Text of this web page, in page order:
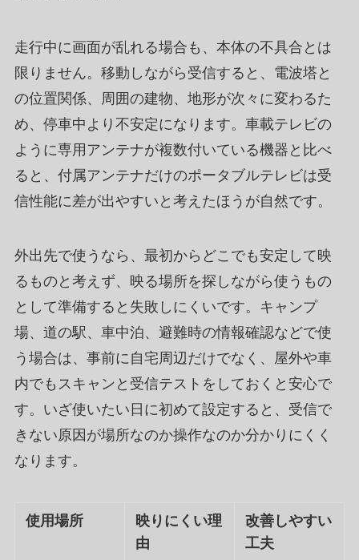
走行中に画面が乱れる場合も、本体の不具合とは
限りません。移動しながら受信すると、電波塔と
の位置関係、周囲の建物、地形が次々に変わるた
め、停車中より不安定になります。車載テレビの
ように専用アンテナが複数付いている機器と比べ
ると、付属アンテナだけのポータブルテレビは受
信性能に差が出やすいと考えたほうが自然です。
外出先で使うなら、最初からどこでも安定して映
るものと考えず、映る場所を探しながら使うもの
として準備すると失敗しにくいです。キャンプ
場、道の駅、車中泊、避難時の情報確認などで使
う場合は、事前に自宅周辺だけでなく、屋外や車
内でもスキャンと受信テストをしておくと安心で
す。いざ使いたい日に初めて設定すると、受信で
きない原因が場所なのか操作なのか分かりにくく
なります。
使用場所
映りにくい理
由
改善しやすい
工夫